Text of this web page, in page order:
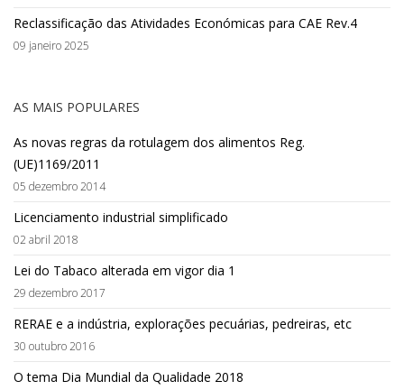
Reclassificação das Atividades Económicas para CAE Rev.4
09 janeiro 2025
AS MAIS POPULARES
As novas regras da rotulagem dos alimentos Reg.
(UE)1169/2011
05 dezembro 2014
Licenciamento industrial simplificado
02 abril 2018
Lei do Tabaco alterada em vigor dia 1
29 dezembro 2017
RERAE e a indústria, explorações pecuárias, pedreiras, etc
30 outubro 2016
O tema Dia Mundial da Qualidade 2018